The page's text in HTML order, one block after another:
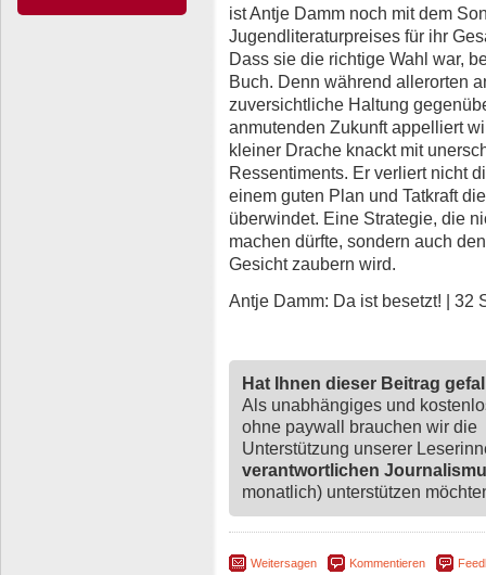
ist Antje Damm noch mit dem
Jugendliteraturpreises für ihr
Dass sie die richtige Wahl war,
Buch. Denn während allerorten
zuversichtliche Haltung
anmutenden Zukunft appelliert
kleiner Drache knackt mit
Ressentiments. Er verliert nicht
einem guten Plan und Tatkraft
überwindet. Eine Strategie, die
machen dürfte, sondern auch
Gesicht zaubern wird.
Antje Damm: Da ist besetzt! | 32
Hat Ihnen dieser Beitrag
Als unabhängiges und
ohne paywall brauchen wir die
Unterstützung unserer
verantwortlichen
monatlich) unterstützen
Weitersagen Kommentieren